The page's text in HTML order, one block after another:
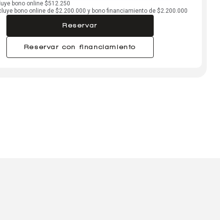
bono online $512.250
bono online de $2.200.000 y bono financiamiento de $2.200.000
Reservar
Reservar con financiamiento